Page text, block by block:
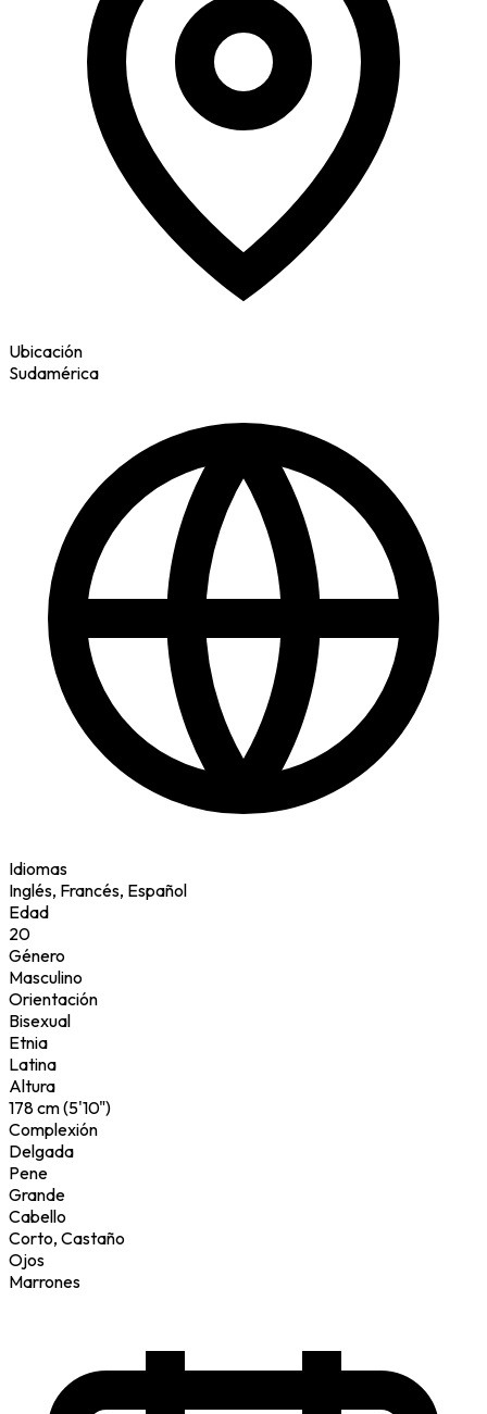
Ubicación
Sudamérica
Idiomas
Inglés, Francés, Español
Edad
20
Género
Masculino
Orientación
Bisexual
Etnia
Latina
Altura
178 cm (5'10")
Complexión
Delgada
Pene
Grande
Cabello
Corto, Castaño
Ojos
Marrones